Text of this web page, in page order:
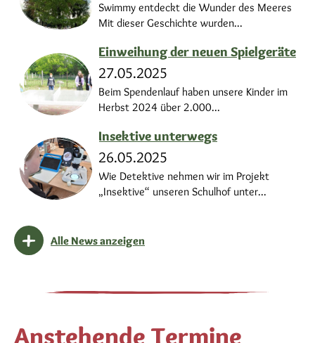
Swimmy entdeckt die Wunder des Meeres
Mit dieser Geschichte wurden...
Einweihung der neuen Spielgeräte
27.05.2025
Beim Spendenlauf haben unsere Kinder im
Herbst 2024 über 2.000...
Insektive unterwegs
26.05.2025
Wie Detektive nehmen wir im Projekt
„Insektive“ unseren Schulhof unter...
Alle News anzeigen
Anstehende Termine